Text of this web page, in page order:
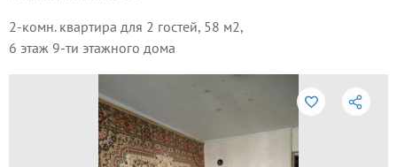
2-комн. квартира для 2 гостей, 58 м2,
6 этаж 9-ти этажного дома